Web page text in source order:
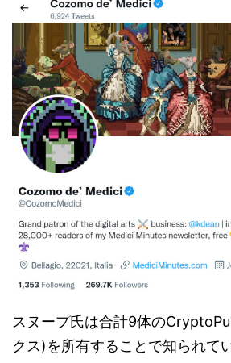
スヌープ氏は合計9体の
クス)を所有することで知られて